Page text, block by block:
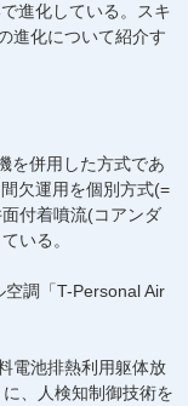
進化している。スキ
進化について紹介す
を併用した方式であ
欠運用を個別方式(=
付着噴流(コアンダ
いる。
調「T-Personal Air
電池排熱利用躯体放
、人検知制御技術を